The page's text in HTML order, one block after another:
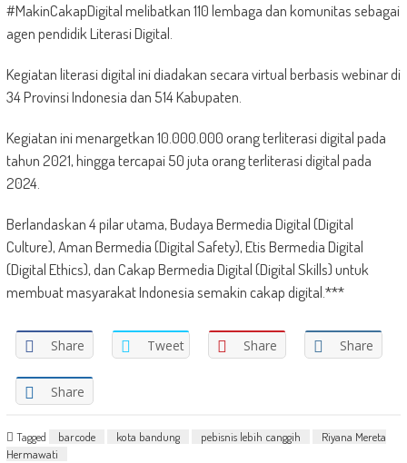
#MakinCakapDigital melibatkan 110 lembaga dan komunitas sebagai
agen pendidik Literasi Digital.
Kegiatan literasi digital ini diadakan secara virtual berbasis webinar di
34 Provinsi Indonesia dan 514 Kabupaten.
Kegiatan ini menargetkan 10.000.000 orang terliterasi digital pada
tahun 2021, hingga tercapai 50 juta orang terliterasi digital pada
2024.
Berlandaskan 4 pilar utama, Budaya Bermedia Digital (Digital
Culture), Aman Bermedia (Digital Safety), Etis Bermedia Digital
(Digital Ethics), dan Cakap Bermedia Digital (Digital Skills) untuk
membuat masyarakat Indonesia semakin cakap digital.***
Share Tweet Share Share
Share
Tagged barcode kota bandung pebisnis lebih canggih
Riyana Mereta
Hermawati